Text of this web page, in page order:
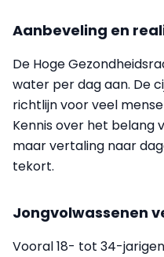
Aanbeveling en
De Hoge
water per dag aan. De
richtlijn voor veel
Kennis over het belang
maar vertaling naar
tekort.
Jongvolwassenen
Vooral 18- tot 34-